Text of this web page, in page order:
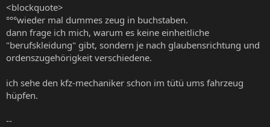
<blockquote>
°°°wieder mal dummes zeug in buchstaben.
dann frage ich mich, warum es keine einheitliche
"berufskleidung" gibt, sondern je nach glaubensrichtung und
ordenszugehörigkeit verschiedene.
ich sehe den kfz-mechaniker schon im tütü ums fahrzeug
hüpfen.
--